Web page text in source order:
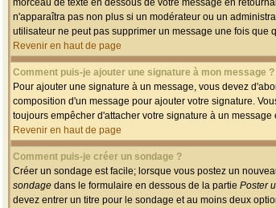
morceau de texte en dessous de votre message en
n'apparaîtra pas non plus si un modérateur ou un
utilisateur ne peut pas supprimer un message une fois que
Revenir en haut de page
Comment puis-je ajouter une signature à mon message ?
Pour ajouter une signature à un message, vous devez
composition d'un message pour ajouter votre signature.
toujours empêcher d'attacher votre signature à un
Revenir en haut de page
Comment puis-je créer un sondage ?
Créer un sondage est facile; lorsque vous postez un
sondage dans le formulaire en dessous de la partie Poster
devez entrer un titre pour le sondage et au moins deux